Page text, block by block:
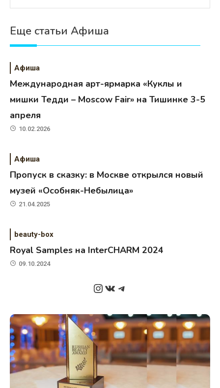
Еще статьи Афиша
Афиша
Международная арт-ярмарка «Куклы и
мишки Тедди – Moscow Fair» на Тишинке 3-5
апреля
10.02.2026
Афиша
Пропуск в сказку: в Москве открылся новый
музей «Особняк-Небылица»
21.04.2025
beauty-box
Royal Samples на InterCHARM 2024
09.10.2024
Instagram
ВКонтакте
Telegram